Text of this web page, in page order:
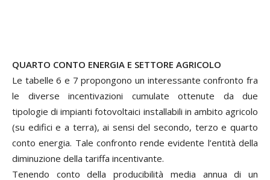
QUARTO CONTO ENERGIA E SETTORE AGRICOLO
Le tabelle 6 e 7 propongono un interessante confronto fra
le diverse incentivazioni cumulate ottenute da due
tipologie di impianti fotovoltaici installabili in ambito agricolo
(su edifici e a terra), ai sensi del secondo, terzo e quarto
conto energia. Tale confronto rende evidente l’entità della
diminuzione della tariffa incentivante.
Tenendo conto della producibilità media annua di un